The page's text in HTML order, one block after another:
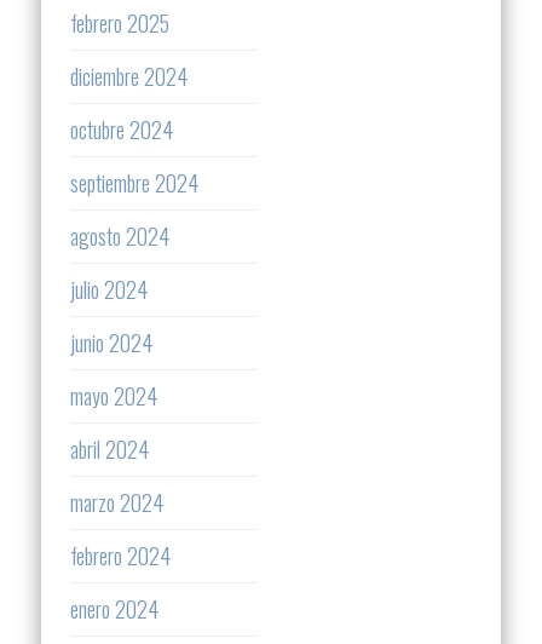
febrero 2025
diciembre 2024
octubre 2024
septiembre 2024
agosto 2024
julio 2024
junio 2024
mayo 2024
abril 2024
marzo 2024
febrero 2024
enero 2024